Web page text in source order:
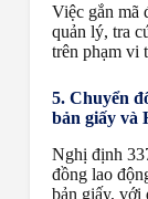
Việc gắn mã
quản lý, tra
trên phạm vi
5. Chuyển
bản giấy và
Nghị định
đồng lao
bản giấy, với